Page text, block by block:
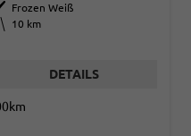
Frozen Weiß
10 km
DETAILS